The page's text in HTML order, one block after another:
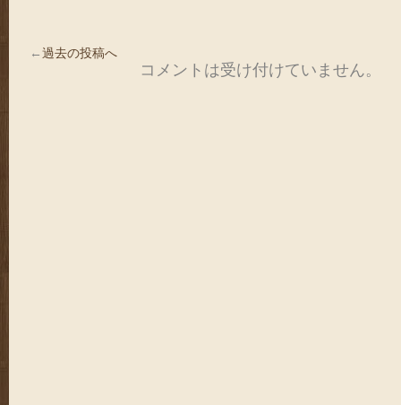
←過去の投稿へ
コメントは受け付けていません。